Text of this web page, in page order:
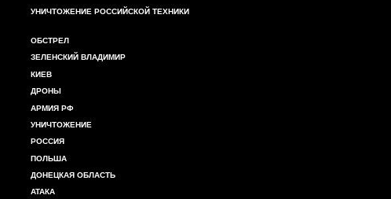
УНИЧТОЖЕНИЕ РОССИЙСКОЙ ТЕХНИКИ
ОБСТРЕЛ
ЗЕЛЕНСКИЙ ВЛАДИМИР
КИЕВ
ДРОНЫ
АРМИЯ РФ
УНИЧТОЖЕНИЕ
РОССИЯ
ПОЛЬША
ДОНЕЦКАЯ ОБЛАСТЬ
АТАКА